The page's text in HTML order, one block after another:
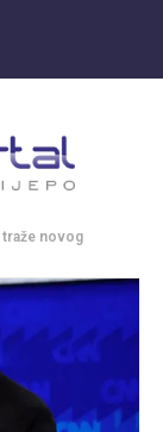
traže novog